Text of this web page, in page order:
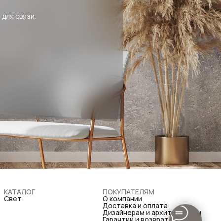
связи.
КАТАЛОГ
Свет
ПОКУПАТЕЛЯМ
О компании
Доставка и оплата
Дизайнерам и архитекторам